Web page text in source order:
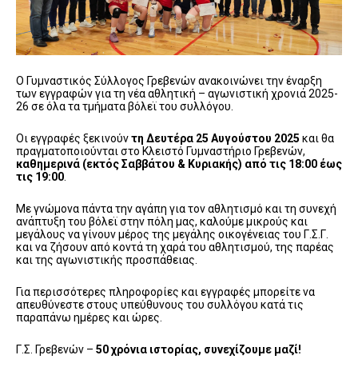
Ο Γυμναστικός Σύλλογος Γρεβενών ανακοινώνει την έναρξη
των εγγραφών για τη νέα αθλητική – αγωνιστική χρονιά 2025-
26 σε όλα τα τμήματα βόλεϊ του συλλόγου.
Οι εγγραφές ξεκινούντη Δευτέρα 25 Αυγούστου 2025 και θα
πραγματοποιούνται στο Κλειστό Γυμναστήριο Γρεβενών,
καθημερινά (εκτός Σαββάτου & Κυριακής) από τις 18:00 έως
τις 19:00
Με γνώμονα πάντα την αγάπη για τον αθλητισμό και τη συνεχή
ανάπτυξη του βόλεϊ στην πόλη μας, καλούμε μικρούς και
μεγάλους να γίνουν μέρος της μεγάλης οικογένειας του Γ.Σ.Γ.
και να ζήσουν από κοντά τη χαρά του αθλητισμού, της παρέας
και της αγωνιστικής προσπάθειας.
Για περισσότερες πληροφορίες και εγγραφές μπορείτε να
απευθύνεστε στους υπεύθυνους του συλλόγου κατά τις
παραπάνω ημέρες και ώρες.
Γ.Σ. Γρεβενών – 50 χρόνια ιστορίας, συνεχίζουμε μαζί!